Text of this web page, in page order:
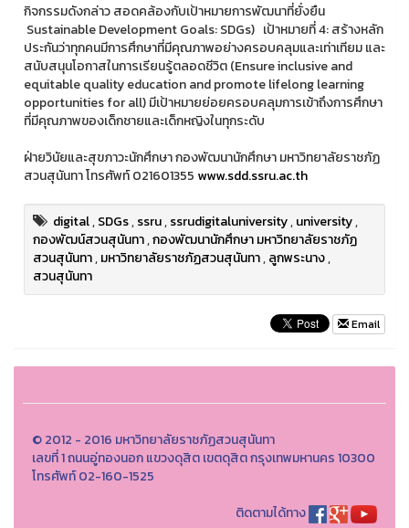
กิจกรรมดังกล่าว สอดคล้องกับเป้าหมายการพัฒนาที่ยั่งยืน
Sustainable Development Goals: SDGs) เป้าหมายที่ 4: สร้างหลัก
ประกันว่าทุกคนมีการศึกษาที่มีคุณภาพอย่างครอบคลุมและเท่าเทียม และ
สนับสนุนโอกาสในการเรียนรู้ตลอดชีวิต (Ensure inclusive and
equitable quality education and promote lifelong learning
opportunities for all) มีเป้าหมายย่อยครอบคลุมการเข้าถึงการศึกษา
ที่มีคุณภาพของเด็กชายและเด็กหญิงในทุกระดับ
ฝ่ายวินัยและสุขภาวะนักศึกษา กองพัฒนานักศึกษา มหาวิทยาลัยราชภัฏ
สวนสุนันทา โทรศัพท์ 021601355 www.sdd.ssru.ac.th
digital,SDGs,ssru,ssrudigitaluniversity,university,
กองพัฒน์สวนสุนันทา,กองพัฒนานักศึกษา มหาวิทยาลัยราชภัฏ
สวนสุนันทา,มหาวิทยาลัยราชภัฏสวนสุนันทา,ลูกพระนาง,
สวนสุนันทา
Email
© 2012 - 2016 มหาวิทยาลัยราชภัฏสวนสุนันทา
เลขที่ 1 ถนนอู่ทองนอก แขวงดุสิต เขตดุสิต กรุงเทพมหานคร 10300
โทรศัพท์ 02-160-1525
ติดตามได้ทาง